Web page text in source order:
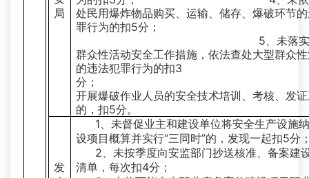
局
处民用爆炸物品购买、运输、储存、爆破环节
罪行为的扣5分；
5、未落实大
群众性活动安全工作措施，依法查处大型群众
的违法犯罪行为的扣3
分； 6、
开展爆破作业人员的安全技术培训、考核、发
的，扣5分。
发
1、未督促业主和建设单位将安全生产设施
设项目概算并实行“三同时”的，发现一起扣5分
2、未按季度向安监部门抄送核准、备案建
清单，每次扣4分；